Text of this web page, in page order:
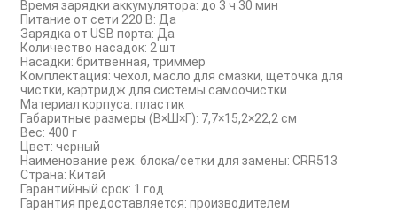
Время зарядки аккумулятора: до 3 ч 30 мин
Питание от сети 220 В: Да
Зарядка от USB порта: Да
Количество насадок: 2 шт
Насадки: бритвенная, триммер
Комплектация: чехол, масло для смазки, щеточка для
чистки, картридж для системы самоочистки
Материал корпуса: пластик
Габаритные размеры (В×Ш×Г): 7,7×15,2×22,2 см
Вес: 400 г
Цвет: черный
Наименование реж. блока/сетки для замены: CRR513
Страна: Китай
Гарантийный срок: 1 год
Гарантия предоставляется: производителем